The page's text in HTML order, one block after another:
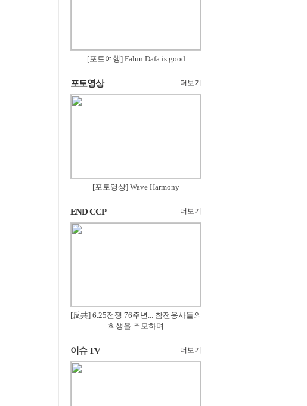
[포토여행] Falun Dafa is good
포토영상 더보기
[포토영상] Wave Harmony
END CCP 더보기
[反共] 6.25전쟁 76주년... 참전용사들의
희생을 추모하며
이슈 TV 더보기